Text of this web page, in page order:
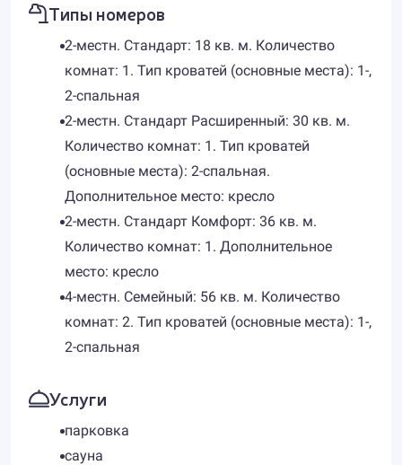
Типы номеров
2-местн. Стандарт: 18 кв. м. Количество
комнат: 1. Тип кроватей (основные места): 1-,
2-спальная
2-местн. Стандарт Расширенный: 30 кв. м.
Количество комнат: 1. Тип кроватей
(основные места): 2-спальная.
Дополнительное место: кресло
2-местн. Стандарт Комфорт: 36 кв. м.
Количество комнат: 1. Дополнительное
место: кресло
4-местн. Семейный: 56 кв. м. Количество
комнат: 2. Тип кроватей (основные места): 1-,
2-спальная
Услуги
парковка
сауна